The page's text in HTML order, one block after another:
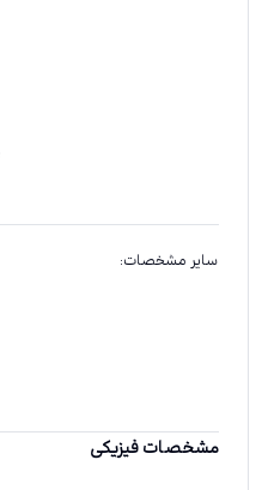
سایر مشخصات:
مشخصات فیزیکی